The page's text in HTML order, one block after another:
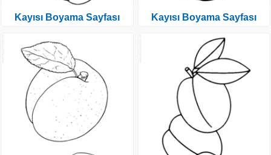
Kayısı Boyama Sayfası Kayısı Boyama Sayfası